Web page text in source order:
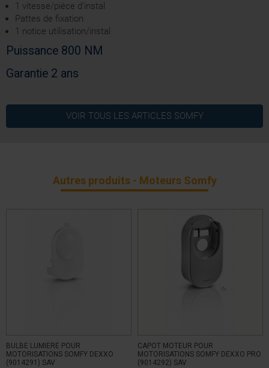
1 vitesse/pièce d'instal
Pattes de fixation
1 notice utilisation/instal
Puissance 800 NM
Garantie 2 ans
NOTICE - DEXXO PRO IO 5/5
Basé sur 1
avis soumis à un
contrôle
VOIR TOUS LES ARTICLES SOMFY
Autres produits - Moteurs Somfy
BULBE LUMIERE POUR
MOTORISATIONS SOMFY DEXXO
(9014291) SAV
CAPOT MOTEUR POUR
MOTORISATIONS SOMFY DEXXO PRO
(9014292) SAV